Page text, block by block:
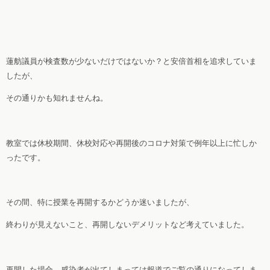
蓮舫議員が検査数が少ないだけではないか？と安倍首相を追求していま
したが、
その通りかも知れませんね。
教室では休校期間、休校対応や再開後のコロナ対策で例年以上に忙しか
ったです。
その間、特に授業を再開するかどうか迷いましたが、
終わりが見えないこと、再開しないデメリットなど考えていました。